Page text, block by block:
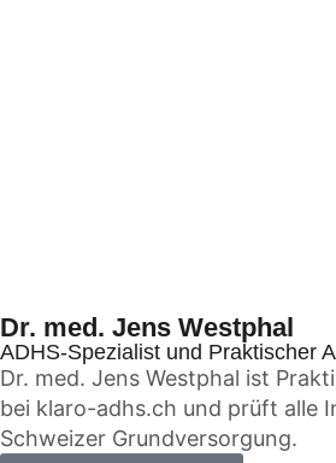
Dr. med. Jens Westphal
ADHS-Spezialist und Praktischer
Dr. med. Jens Westphal ist
bei klaro-adhs.ch und prüft alle
Schweizer Grundversorgung.